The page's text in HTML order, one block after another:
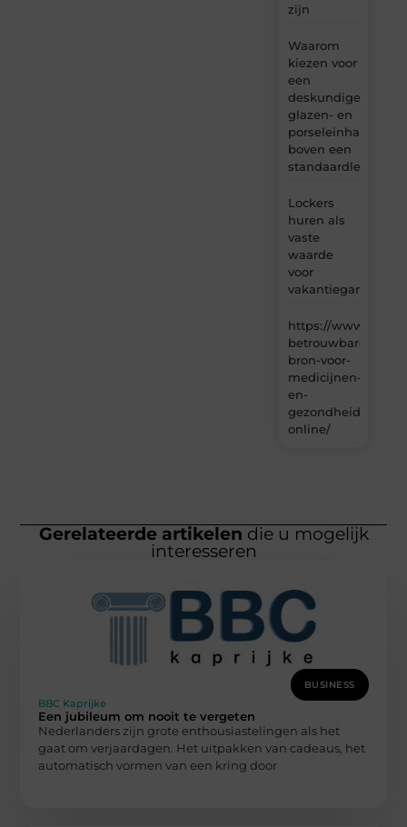
zijn
Waarom
kiezen voor
een
deskundige
glazen- en
porseleinhandelaar
boven een
Lockers
huren als
vaste
waarde
voor
vakantiegangers
https://
betrouwbare-
bron-voor-
medicijnen-
en-
online/
Gerelateerde artikelen die u mogelijk
interesseren
BUSINESS
BBC Kaprijke
Een jubileum om nooit te vergeten
Nederlanders zijn grote enthousiastelingen als het
gaat om verjaardagen. Het uitpakken van cadeaus, het
automatisch vormen van een kring door